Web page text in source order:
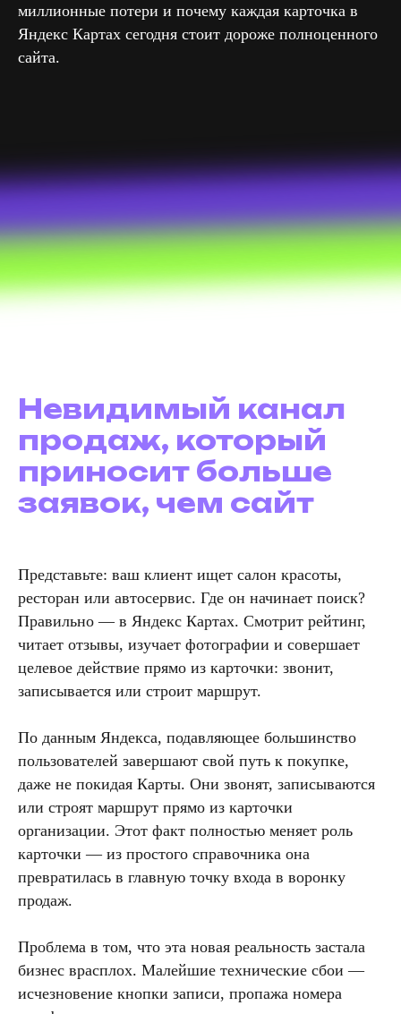
миллионные потери и почему каждая карточка в
Яндекс Картах сегодня стоит дороже полноценного
сайта.
Невидимый канал
продаж, который
приносит больше
заявок, чем сайт
Представьте: ваш клиент ищет салон красоты,
ресторан или автосервис. Где он начинает поиск?
Правильно — в Яндекс Картах. Смотрит рейтинг,
читает отзывы, изучает фотографии и совершает
целевое действие прямо из карточки: звонит,
записывается или строит маршрут.
По данным Яндекса, подавляющее большинство
пользователей завершают свой путь к покупке,
даже не покидая Карты. Они звонят, записываются
или строят маршрут прямо из карточки
организации. Этот факт полностью меняет роль
карточки — из простого справочника она
превратилась в главную точку входа в воронку
продаж.
Проблема в том, что эта новая реальность застала
бизнес врасплох. Малейшие технические сбои —
исчезновение кнопки записи, пропажа номера